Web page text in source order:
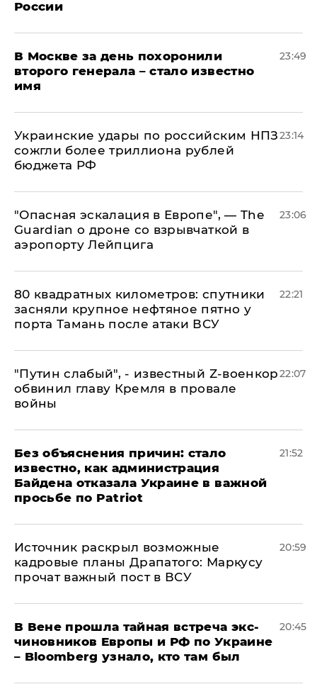
России
В Москве за день похоронили
второго генерала – стало известно
имя
23:49
Украинские удары по российским НПЗ
сожгли более триллиона рублей
бюджета РФ
23:14
"Опасная эскалация в Европе", — The
Guardian о дроне со взрывчаткой в
аэропорту Лейпцига
23:06
80 квадратных километров: спутники
засняли крупное нефтяное пятно у
порта Тамань после атаки ВСУ
22:21
​"Путин слабый", - известный Z-военкор
обвинил главу Кремля в провале
войны
22:07
Без объяснения причин: стало
известно, как администрация
Байдена отказала Украине в важной
просьбе по Patriot
21:52
​Источник раскрыл возможные
кадровые планы Драпатого: Маркусу
прочат важный пост в ВСУ
20:59
В Вене прошла тайная встреча экс-
чиновников Европы и РФ по Украине
– Bloomberg узнало, кто там был
20:45